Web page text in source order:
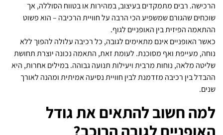
הרכישה. רבים מתמקדים בעיצוב, במהירות או בטווח הסוללה, אך
שוכחים שהגורם שמשפיע הכי הרבה על חוויית הרכיבה – הוא פשוט
ההתאמה הפיזית בין האופניים לגוף.
כאשר האופניים אינם מתאימים לגובה, כל רכיבה עלולה להפוך ללא
נוחה, מעייפת ואף מסוכנת. לעומת זאת, התאמה נכונה יוצרת תחושת
שליטה מלאה, נוחות מרבית ויעילות תנועה גבוהה. במילים אחרות, היא
ההבדל בין רכיבה מזדמנת לבין חוויית נסיעה אמיתית ומהנה לאורך
שנים.
למה חשוב להתאים את גודל
האופניים לגובה הרוכב?